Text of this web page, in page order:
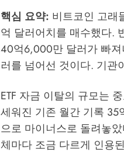
핵심 요약: 비트코인 고래
억 달러어치를 매수했다.
40억6,000만 달러가 빠
러를 넘어선 것이다. 기관
ETF 자금 이탈의 규모는
세워진 기존 월간 기록 35
으로 마이너스로 돌려놓
체마다 조금 다르게 인용